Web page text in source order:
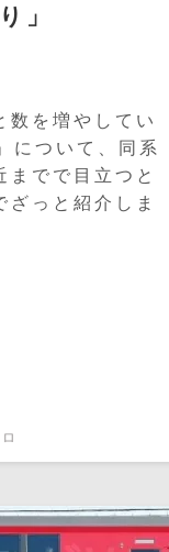
」
有
数を増やしてい
について、同系
までで目立つと
ざっと紹介しま